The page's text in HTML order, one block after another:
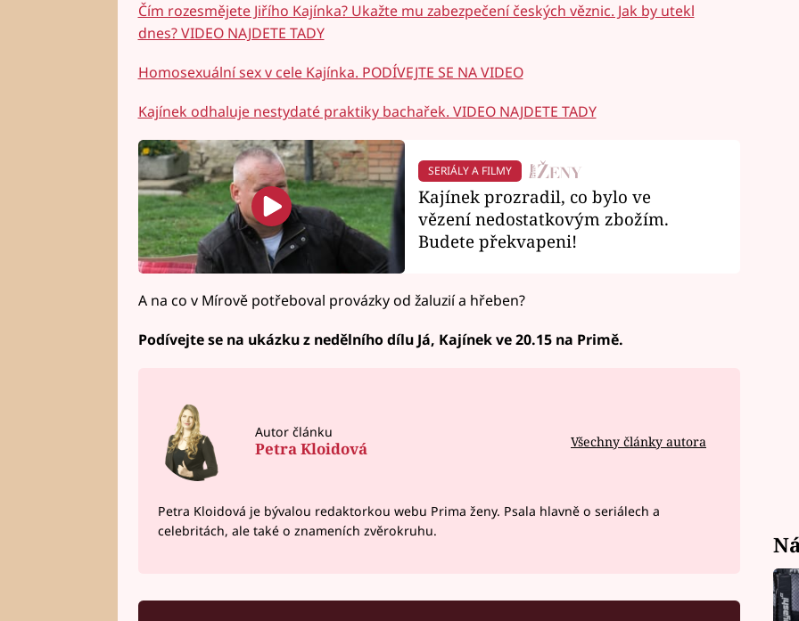
Čím rozesmějete Jiřího Kajínka? Ukažte mu zabezpečení českých věznic. Jak by utekl
dnes? VIDEO NAJDETE TADY
Homosexuální sex v cele Kajínka. PODÍVEJTE SE NA VIDEO
Kajínek odhaluje nestydaté praktiky bachařek. VIDEO NAJDETE TADY
SERIÁLY A FILMY
Kajínek prozradil, co bylo ve
vězení nedostatkovým zbožím.
Budete překvapeni!
A na co v Mírově potřeboval provázky od žaluzií a hřeben?
Podívejte se na ukázku z nedělního dílu Já, Kajínek ve 20.15 na Primě.
Autor článku
Petra Kloidová Všechny články autora
Petra Kloidová je bývalou redaktorkou webu Prima ženy. Psala hlavně o seriálech a
celebritách, ale také o znameních zvěrokruhu.